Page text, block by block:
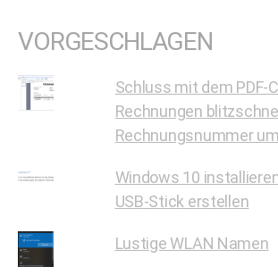
VORGESCHLAGEN
Schluss mit dem PDF-
Rechnungen
Rechnungsnummer
Windows 10
USB-Stick erstellen
Lustige WLAN Namen